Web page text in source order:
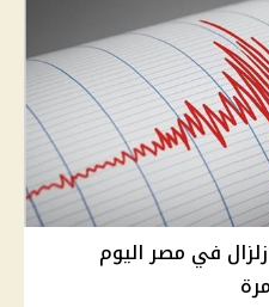
في مصر اليوم